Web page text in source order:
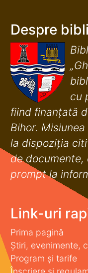
Despre
cu
fiind finanţată
Bihor.
la dispoziţia
de documente,
prompt la
Link-uri
Prima pagină
Știri, evenimente,
Program și tarife